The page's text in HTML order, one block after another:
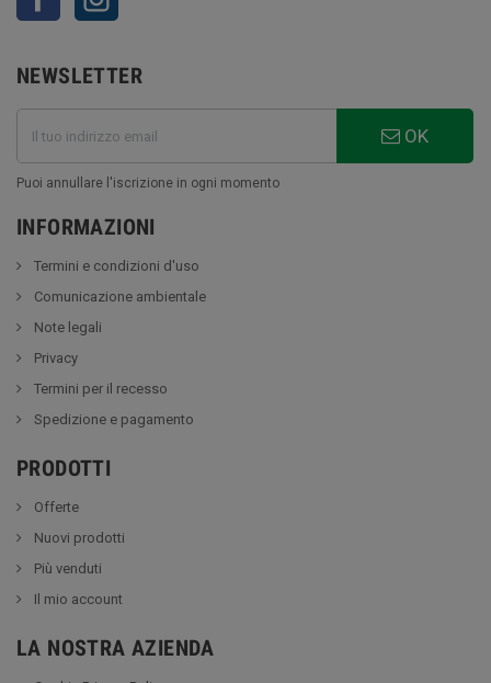
NEWSLETTER
OK
Puoi annullare l'iscrizione in ogni momento
INFORMAZIONI
Termini e condizioni d'uso
Comunicazione ambientale
Note legali
Privacy
Termini per il recesso
Spedizione e pagamento
PRODOTTI
Offerte
Nuovi prodotti
Più venduti
Il mio account
LA NOSTRA AZIENDA